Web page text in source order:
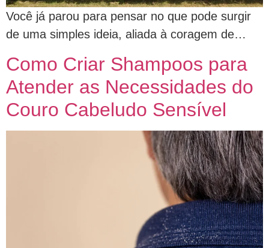
Você já parou para pensar no que pode surgir
de uma simples ideia, aliada à coragem de…
Como Criar Shampoos para
Atender as Necessidades do
Couro Cabeludo Sensível